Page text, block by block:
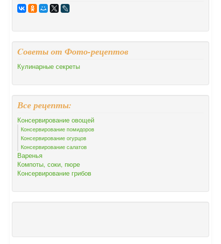
Cоветы от Фото-рецептов
Кулинарные секреты
Все рецепты:
Консервирование овощей
Консервирование помидоров
Консервирование огурцов
Консервирование салатов
Варенья
Компоты, соки, пюре
Консервирование грибов